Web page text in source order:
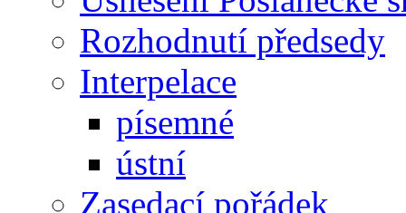
Rozhodnutí předsedy
Interpelace
písemné
ústní
Zasedací pořádek